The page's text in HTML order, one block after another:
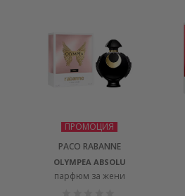
ПРОМОЦИЯ
PACO RABANNE
OLYMPEA ABSOLU
парфюм за жени